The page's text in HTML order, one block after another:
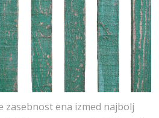
zasebnost ena izmed najbolj